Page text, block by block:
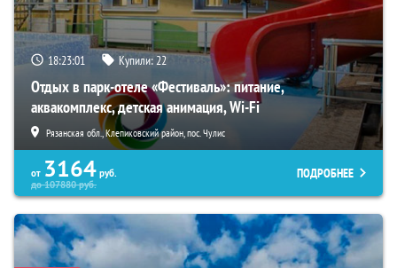
18:23:00 Купили:22
Отдых в парк-отеле «Фестиваль»: питание,
аквакомплекс, детская анимация, Wi-Fi
Рязанская обл., Клепиковский район, пос. Чулис
от 3164 руб.
до107880руб.
ПОДРОБНЕЕ